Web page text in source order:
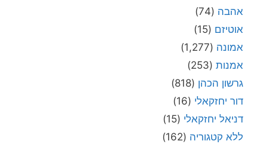
אהבה (74)
אוטיזם (15)
אמונה (1,277)
אמנות (253)
גרשון הכהן (818)
דור יחזקאלי (16)
דניאל יחזקאלי (15)
ללא קטגוריה (162)